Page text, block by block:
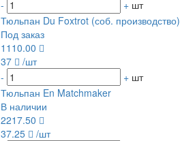
-
+ шт
Тюльпан Du Foxtrot (соб. производство)
Под заказ
1110.00
37
/шт
-
+ шт
Тюльпан En Matchmaker
В наличии
2217.50
37.25
/шт